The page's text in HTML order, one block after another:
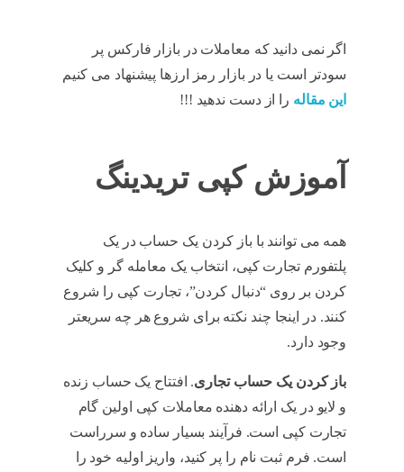
اگر نمی دانید که معاملات در بازار فارکس پر
سودتر است یا در بازار رمز ارزها پیشنهاد می کنیم
این مقاله را از دست ندهید !!!
آموزش کپی تریدینگ
همه می توانند با باز کردن یک حساب در یک
پلتفورم تجارت کپی، انتخاب یک معامله گر و کلیک
کردن بر روی “دنبال کردن”، تجارت کپی را شروع
کنند. در اینجا چند نکته برای شروع هر چه سریعتر
وجود دارد.
باز کردن یک حساب تجاری. افتتاح یک حساب زنده
و لایو در یک ارائه دهنده معاملات کپی اولین گام
تجارت کپی است. فرآیند بسیار ساده و سرراست
است. فرم ثبت نام را پر کنید، واریز اولیه خود را